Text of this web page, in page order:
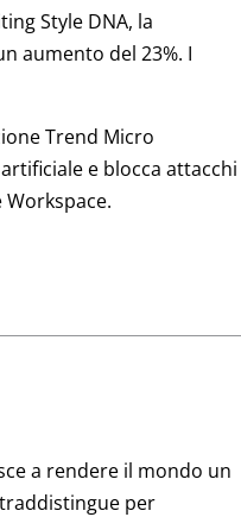
Style DNA, la
aumento del 23%. I
Trend Micro
e blocca attacchi
a rendere il mondo un
per